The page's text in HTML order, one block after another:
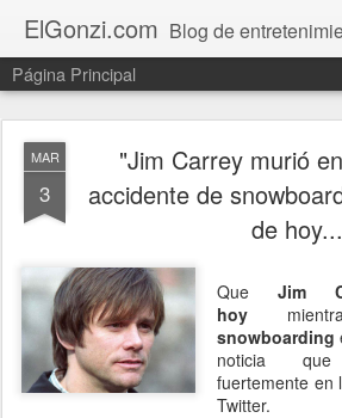
ElGonzi.com Blog de entretenimiento, chismes, humor, farándula, curiosidades, ovnis,
Página Principal
MAR
3
"Jim Carrey murió
accidente de
de hoy...
Que Jim
hoy
snowboarding
noticia
fuertemente en
Twitter.